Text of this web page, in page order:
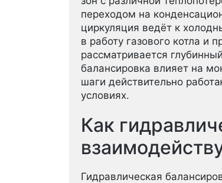
переходом на
циркуляция ведёт к
в работу газового котла и
рассматривается
балансировка влияет на
шаги действительно
условиях.
Как
Гидравлическая